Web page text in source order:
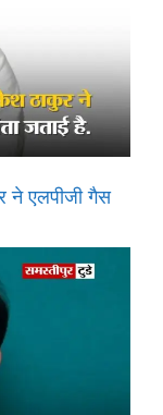
ने एलपीजी गैस